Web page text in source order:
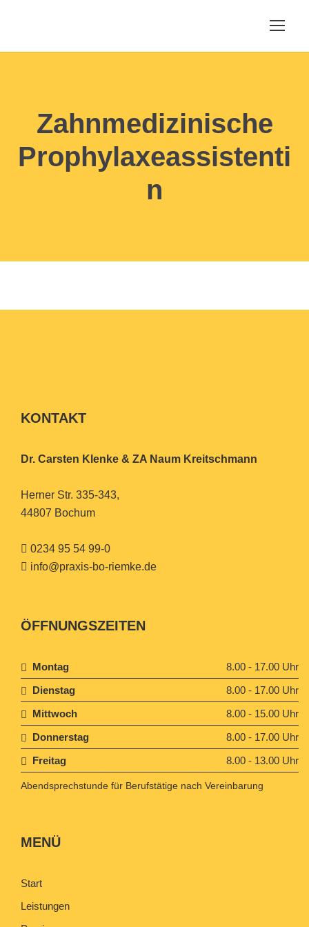
Zahnmedizinische
Prophylaxeassistenti
n
KONTAKT
Dr. Carsten Klenke & ZA Naum Kreitschmann
Herner Str. 335-343,
44807 Bochum
0234 95 54 99-0
info@praxis-bo-riemke.de
ÖFFNUNGSZEITEN
Montag
8.00 - 17.00 Uhr
Dienstag
8.00 - 17.00 Uhr
Mittwoch
8.00 - 15.00 Uhr
Donnerstag
8.00 - 17.00 Uhr
Freitag
8.00 - 13.00 Uhr
Abendsprechstunde für Berufstätige nach Vereinbarung
MENÜ
Start
Leistungen